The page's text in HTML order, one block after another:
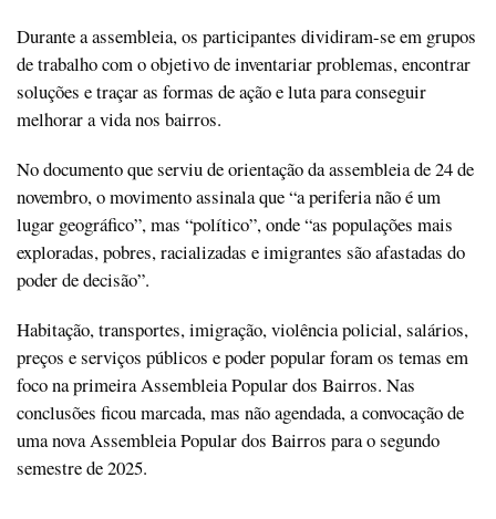
Durante a assembleia, os participantes dividiram-se em grupos
de trabalho com o objetivo de inventariar problemas, encontrar
soluções e traçar as formas de ação e luta para conseguir
melhorar a vida nos bairros.
No documento que serviu de orientação da assembleia de 24 de
novembro, o movimento assinala que “a periferia não é um
lugar geográfico”, mas “político”, onde “as populações mais
exploradas, pobres, racializadas e imigrantes são afastadas do
poder de decisão”.
Habitação, transportes, imigração, violência policial, salários,
preços e serviços públicos e poder popular foram os temas em
foco na primeira Assembleia Popular dos Bairros. Nas
conclusões ficou marcada, mas não agendada, a convocação de
uma nova Assembleia Popular dos Bairros para o segundo
semestre de 2025.